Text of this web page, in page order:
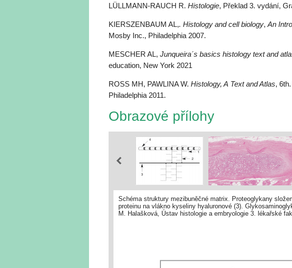
LÜLLMANN-RAUCH R. Histologie, Překlad 3. vydání,
KIERSZENBAUM AL,. Histology and cell biology, An
Mosby Inc., Philadelphia 2007.
MESCHER AL, Junqueira´s basics histology text and
education, New York 2021
ROSS MH, PAWLINA W. Histology, A Text and Atlas,
Philadelphia 2011.
Obrazové přílohy
Schéma struktury mezibuněčné matrix. Proteoglykany
proteinu na vlákno kyseliny hyaluronové (3).
M. Halašková, Ústav histologie a embryologie 3. lékařské